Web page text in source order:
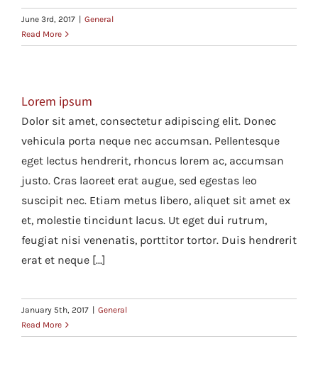
June 3rd, 2017
General
Read More
Lorem ipsum
Dolor sit amet, consectetur adipiscing elit. Donec
vehicula porta neque nec accumsan. Pellentesque
eget lectus hendrerit, rhoncus lorem ac, accumsan
justo. Cras laoreet erat augue, sed egestas leo
suscipit nec. Etiam metus libero, aliquet sit amet ex
et, molestie tincidunt lacus. Ut eget dui rutrum,
feugiat nisi venenatis, porttitor tortor. Duis hendrerit
erat et neque [...]
January 5th, 2017
General
Read More